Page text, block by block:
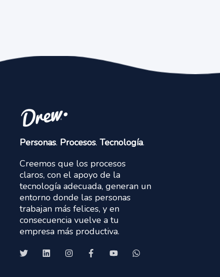
Personas. Procesos. Tecnología.
Creemos que los procesos
claros, con el apoyo de la
tecnología adecuada, generan un
entorno donde las personas
trabajan más felices, y en
consecuencia vuelve a tu
empresa más productiva.